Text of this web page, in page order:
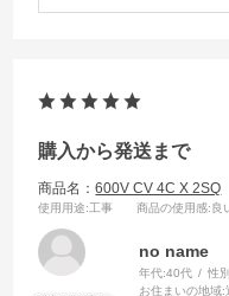
購入から発送まで
商品名：600V CV 4C X 2SQ
使用用途:工事 商品の使用感:良
no name
年代:40代 性
お住まいの地域: